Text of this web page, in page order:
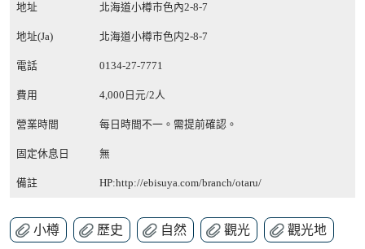
地址 北海道小樽市色內2-8-7
地址(Ja) 北海道小樽市色内2-8-7
電話 0134-27-7771
費用 4,000日元/2人
營業時間 每日時間不一。需提前確認。
固定休息日 無
備註 HP:http://ebisuya.com/branch/otaru/
小樽 歷史 自然 觀光 觀光地